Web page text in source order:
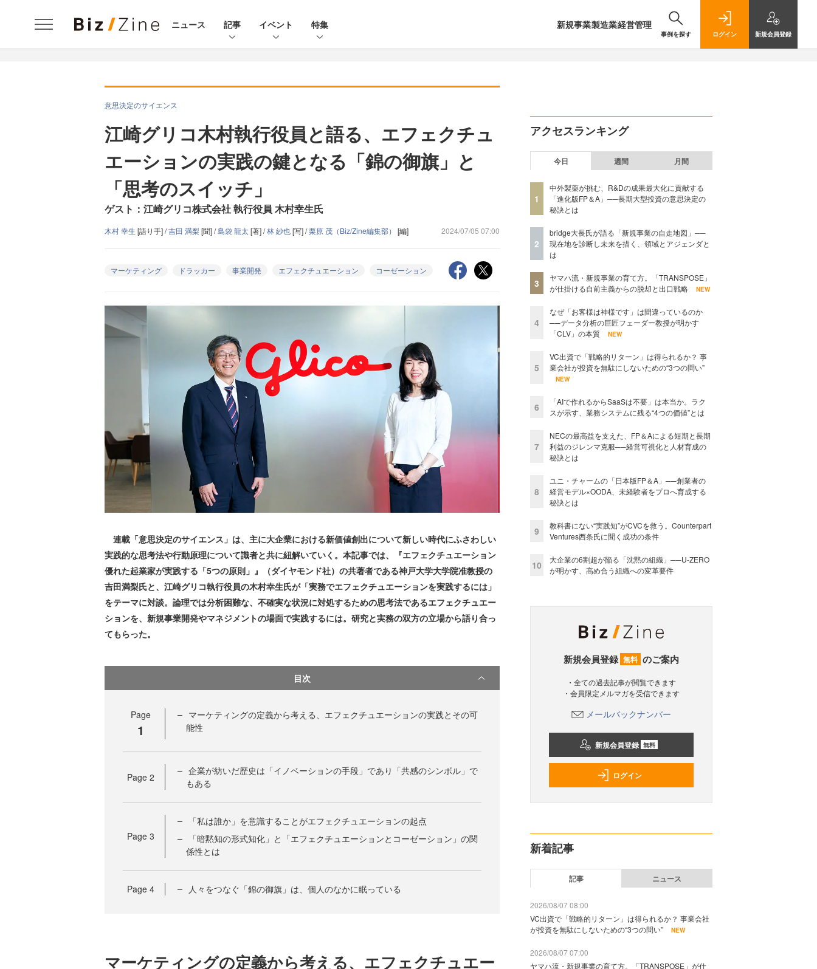
ニュース 記事 イベント 特集 新規事業製造業経営管理
事例を探す ログイン 新規会員登録
意思決定のサイエンス
江崎グリコ木村執行役員と語る、エフェクチュ
エーションの実践の鍵となる「錦の御旗」と
「思考のスイッチ」
ゲスト：江崎グリコ株式会社 執行役員 木村幸生氏
木村 幸生 [語り手] /吉田 満梨[聞] /島袋 龍太[著] /林 紗也[写] /栗原 茂（Biz/Zine編集部） [編] 2024/07/05 07:00
マーケティング ドラッカー 事業開発 エフェクチュエーション コーゼーション
連載「意思決定のサイエンス」は、主に大企業における新価値創出について新しい時代にふさわしい
実践的な思考法や行動原理について識者と共に紐解いていく。本記事では、『エフェクチュエーション
優れた起業家が実践する「5つの原則」』（ダイヤモンド社）の共著者である神戸大学大学院准教授の
吉田満梨氏と、江崎グリコ執行役員の木村幸生氏が「実務でエフェクチュエーションを実践するには」
をテーマに対談。論理では分析困難な、不確実な状況に対処するための思考法であるエフェクチュエー
ションを、新規事業開発やマネジメントの場面で実践するには。研究と実務の双方の立場から語り合っ
てもらった。
目次
Page
1
マーケティングの定義から考える、エフェクチュエーションの実践とその可
能性
Page 2
企業が紡いだ歴史は「イノベーションの手段」であり「共感のシンボル」で
もある
Page 3
「私は誰か」を意識することがエフェクチュエーションの起点
「暗黙知の形式知化」と「エフェクチュエーションとコーゼーション」の関
係性とは
Page 4 人々をつなぐ「錦の御旗」は、個人のなかに眠っている
マーケティングの定義から考える、エフェクチュエー
アクセスランキング
今日 週間 月間
1
中外製薬が挑む、R&Dの成果最大化に貢献する
「進化版FP＆A」──長期大型投資の意思決定の
秘訣とは
2
bridge大長氏が語る「新規事業の自走地図」──
現在地を診断し未来を描く、領域とアジェンダと
は
3
ヤマハ流・新規事業の育て方。「TRANSPOSE」
が仕掛ける自前主義からの脱却と出口戦略
NEW
4
なぜ「お客様は神様です」は間違っているのか
──データ分析の巨匠フェーダー教授が明かす
「CLV」の本質
NEW
5
VC出資で「戦略的リターン」は得られるか？ 事
業会社が投資を無駄にしないための“3つの問い”
NEW
6
「AIで作れるからSaaSは不要」は本当か。ラク
スが示す、業務システムに残る“4つの価値”とは
7
NECの最高益を支えた、FP＆Aによる短期と長期
利益のジレンマ克服──経営可視化と人材育成の
秘訣とは
8
ユニ・チャームの「日本版FP＆A」──創業者の
経営モデル×OODA、未経験者をプロへ育成する
秘訣とは
9
教科書にない“実践知”がCVCを救う。Counterpart
Ventures西条氏に聞く成功の条件
10
大企業の6割超が陥る「沈黙の組織」──U-ZERO
が明かす、高め合う組織への変革要件
新規会員登録 無料 のご案内
・全ての過去記事が閲覧できます
・会員限定メルマガを受信できます
メールバックナンバー
新規会員登録 無料
ログイン
新着記事
記事 ニュース
2026/08/07 08:00
VC出資で「戦略的リターン」は得られるか？ 事業会社
が投資を無駄にしないための“3つの問い”
NEW
2026/08/07 07:00
ヤマハ流・新規事業の育て方。「TRANSPOSE」が仕